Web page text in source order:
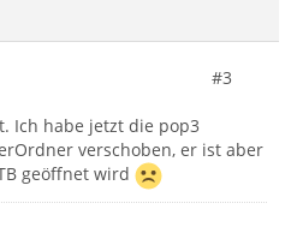
#3
Ich habe jetzt die pop3
verschoben, er ist aber
geöffnet wird